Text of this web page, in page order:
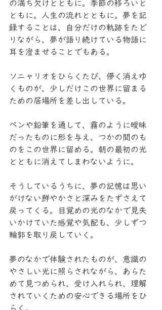
の満ち欠けとともに。季節の移ろいと
ともに。人生の流れとともに。夢を記
録することは、自分だけの軌跡をたど
りながら、夢が語り続けている物語に
耳を澄ませることでもある。
ソニャリオをひらくたび、儚く消えゆ
くものが、少しだけこの世界に留まる
ための居場所を差し出している。
ペンや鉛筆を通して、霧のように曖昧
だったものに形を与え、つかの間のも
のをこの世界に留める。朝の最初の光
とともに消えてしまわないように。
そうしているうちに、夢の記憶は思い
がけない鮮やかさと深みをたずさえて
戻ってくる。目覚めの光のなかで見失
いかけていた感覚や気配も、少しずつ
輪郭を取り戻していく。
夢のなかで体験されたものが、意識の
やさしい光に照らされながら、あらた
めて見つめられ、受け入れられ、理解
されていくための安心できる場所をひ
らく。